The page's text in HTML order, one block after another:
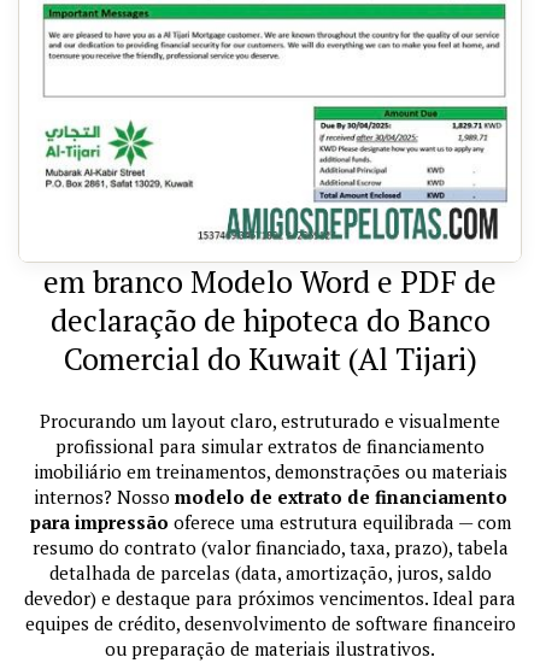
em branco Modelo Word e PDF de
declaração de hipoteca do Banco
Comercial do Kuwait (Al Tijari)
Procurando um layout claro, estruturado e visualmente
profissional para simular extratos de financiamento
imobiliário em treinamentos, demonstrações ou materiais
internos? Nosso modelo de extrato de financiamento
para impressão oferece uma estrutura equilibrada — com
resumo do contrato (valor financiado, taxa, prazo), tabela
detalhada de parcelas (data, amortização, juros, saldo
devedor) e destaque para próximos vencimentos. Ideal para
equipes de crédito, desenvolvimento de software financeiro
ou preparação de materiais ilustrativos.